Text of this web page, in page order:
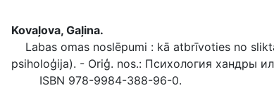
Kovaļova, Gaļina.
Labas omas noslēpumi : kā atbrīvoties no
psiholoģija). - Oriģ. nos.: Психология хандры
ISBN 978-9984-388-96-0.